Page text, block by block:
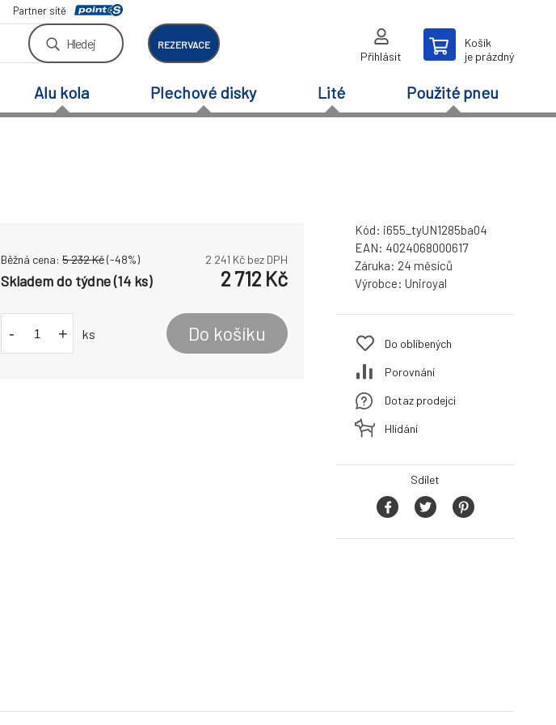
Partner sítě
Hledej REZERVACE
Přihlásit
Košík
je prázdný
Alu kola Plechové disky Lité Použité pneu
Běžná cena: 5 232Kč(-48%) 2 241 Kč bez DPH
Skladem do týdne (14 ks) 2 712 Kč
- + ks Do košíku
Kód: i655_tyUN1285ba04
EAN: 4024068000617
Záruka: 24 měsíců
Výrobce: Uniroyal
Do oblíbených
Porovnání
Dotaz prodejci
Hlídání
Sdílet